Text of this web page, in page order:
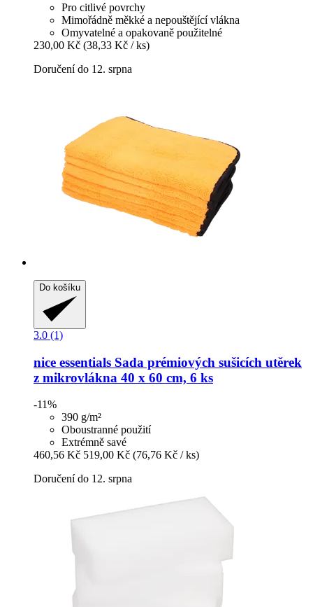
Pro citlivé povrchy
Mimořádně měkké a nepouštějící vlákna
Omyvatelné a opakovaně použitelné
230,00 Kč (38,33 Kč / ks)
Doručení do 12. srpna
Do košíku
3.0 (1)
nice essentials Sada prémiových sušicích utěrek
z mikrovlákna 40 x 60 cm, 6 ks
-11%
390 g/m²
Oboustranné použití
Extrémně savé
460,56 Kč 519,00 Kč (76,76 Kč / ks)
Doručení do 12. srpna